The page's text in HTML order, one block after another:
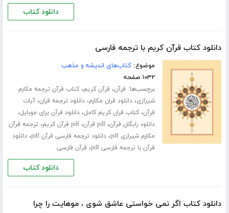
دانلود کتاب
دانلود کتاب قرآن کریم با ترجمه فارسی
موضوع:کتاب‌های اندیشه و مذهب
۱۰۳۲ صفحه
برچسب‌ها: قرآن، قرآن کریم،کتاب قرآن ترجمه مکارم
شیرازی،دانلود قران مکارم،دانلود ترجمه قران،آیات
قرآن،کتاب قران کریم کامل،دانلود قرآن برای موبایل،
دانلود رایگان قرآن،pdf قرآن ،pdf قرآن کریم ، ترجمه قرآن
مکارم شیرازی pdf
،دانلود ترجمه فارسی قرآن pdf ،دانلود
قرآن با ترجمه فارسی pdf
، قرآن فارسی
دانلود کتاب
دانلود کتاب اگر نمی خواستی عاشق شوی ، موهایت را چرا